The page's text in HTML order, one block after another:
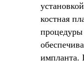
костная
импланта.